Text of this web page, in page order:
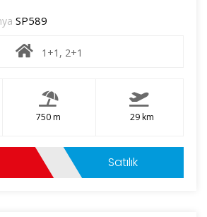
SP589
1+1, 2+1
750 m 29 km
Satılık